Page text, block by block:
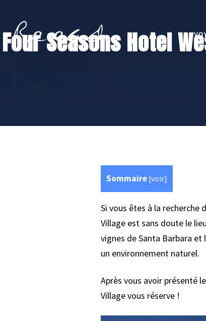
Four Seasons Hotel
Sommaire [voir]
Si vous êtes à la recherche
Village est sans doute le
vignes de Santa Barbara
un environnement naturel.
Après vous avoir présenté le
Village vous réserve !